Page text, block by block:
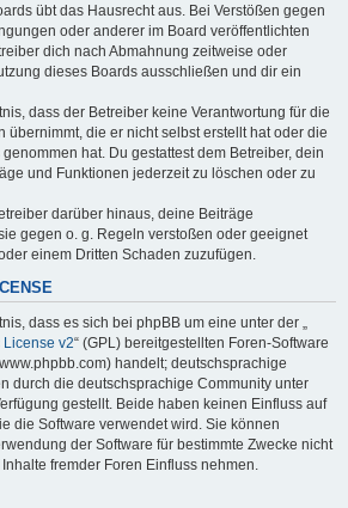
übt das Hausrecht aus. Bei Verstößen gegen
oder anderer im Board veröffentlichten
dich nach Abmahnung zeitweise oder
dieses Boards ausschließen und dir ein
dass der Betreiber keine Verantwortung für die
übernimmt, die er nicht selbst erstellt hat oder die
hat. Du gestattest dem Betreiber, dein
und Funktionen jederzeit zu löschen oder zu
darüber hinaus, deine Beiträge
gegen o. g. Regeln verstoßen oder geeignet
einem Dritten Schaden zuzufügen.
dass es sich bei phpBB um eine unter der „
v2“ (GPL) bereitgestellten Foren-Software
handelt; deutschsprachige
durch die deutschsprachige Community unter
gestellt. Beide haben keinen Einfluss auf
die Software verwendet wird. Sie können
der Software für bestimmte Zwecke nicht
fremder Foren Einfluss nehmen.